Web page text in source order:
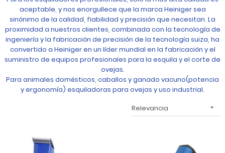
aceptable, y nos enorgullece que la marca Heiniger sea
sinónimo de la calidad, fiabilidad y precisión que necesitan. La
proximidad a nuestros clientes, combinada con la tecnología de
ingeniería y la fabricación de precisión de la tecnología suiza, ha
convertido a Heiniger en un líder mundial en la fabricación y el
suministro de equipos profesionales para la esquila y el corte de
ovejas.
Para animales domésticos, caballos y ganado vacuno(potencia
y ergonomía) esquiladoras para ovejas y uso industrial.
Relevancia
